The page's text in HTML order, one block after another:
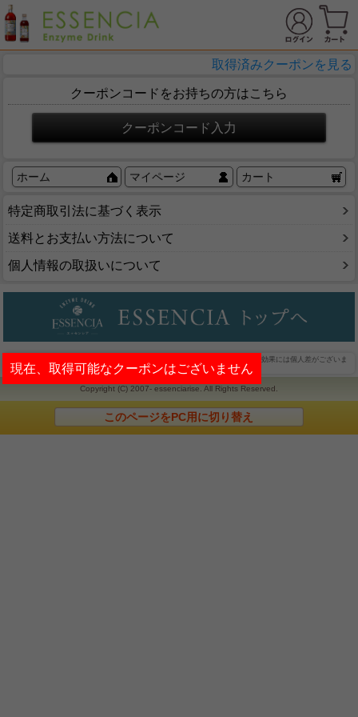
取得済みクーポンを見る
現在、取得可能なクーポンはございません
クーポンコードをお持ちの方はこちら
ホーム マイページ カート
特定商取引法に基づく表示
送料とお支払い方法について
個人情報の取扱いについて
免責事項：サイトの内容に関しては、慎重を期して掲載しておりますが、断食効果には個人差がございま
すことご了承下さいませ。
Copyright (C) 2007- essenciarise. All Rights Reserved.
このページをPC用に切り替え